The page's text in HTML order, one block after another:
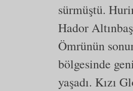
sürmüştü.
Hador
Ömrünün
bölgesinde
yaşadı. Kızı